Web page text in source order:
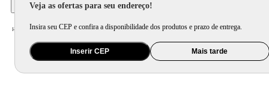
Veja as ofertas para seu endereço!
Insira seu CEP e confira a disponibilidade dos produtos e prazo de entrega.
Inserir CEP Mais tarde
Home Informática e Games / Console, Jogo e Acessório